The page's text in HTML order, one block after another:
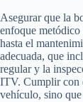
Asegurar que la
enfoque metódico
hasta el
adecuada, que
regular y la
ITV. Cumplir con
vehículo, sino